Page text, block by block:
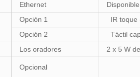
Ethernet
Disponible
Opción 1
IR toque
Opción 2
Táctil
Los oradores
2 x 5 W
Opcional